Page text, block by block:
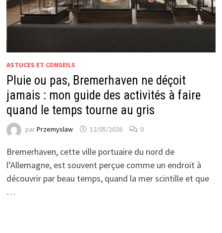
ASTUCES ET CONSEILS
Pluie ou pas, Bremerhaven ne déçoit
jamais : mon guide des activités à faire
quand le temps tourne au gris
parPrzemyslaw 12/05/2026 0
Bremerhaven, cette ville portuaire du nord de
l’Allemagne, est souvent perçue comme un endroit à
découvrir par beau temps, quand la mer scintille et que
…